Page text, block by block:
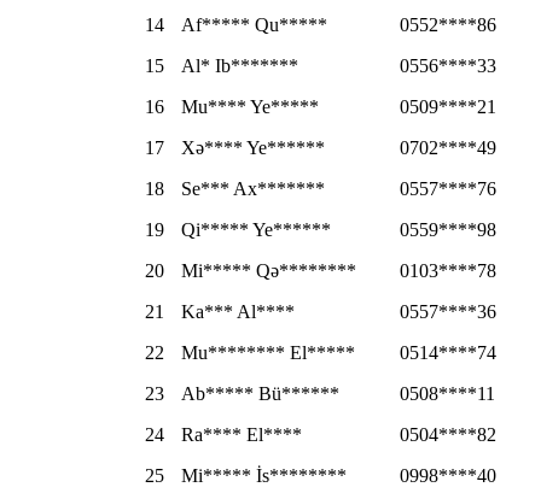
14
Af***** Qu*****
0552****86
15
Al* Ib*******
0556****33
16
Mu**** Ye*****
0509****21
17
Xə**** Ye******
0702****49
18
Se*** Ax*******
0557****76
19
Qi***** Ye******
0559****98
20
Mi***** Qə********
0103****78
21
Ka*** Al****
0557****36
22
Mu******** El*****
0514****74
23
Ab***** Bü******
0508****11
24
Ra**** El****
0504****82
25
Mi***** İs********
0998****40